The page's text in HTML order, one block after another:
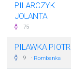
PILARCZYK
JOLANTA
75
PILAWKA PIOTR
9 · Rombanka